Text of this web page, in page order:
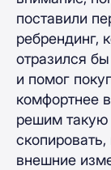
поставили
ребрендинг,
отразился
и помог
комфортнее
решим такую
внешние